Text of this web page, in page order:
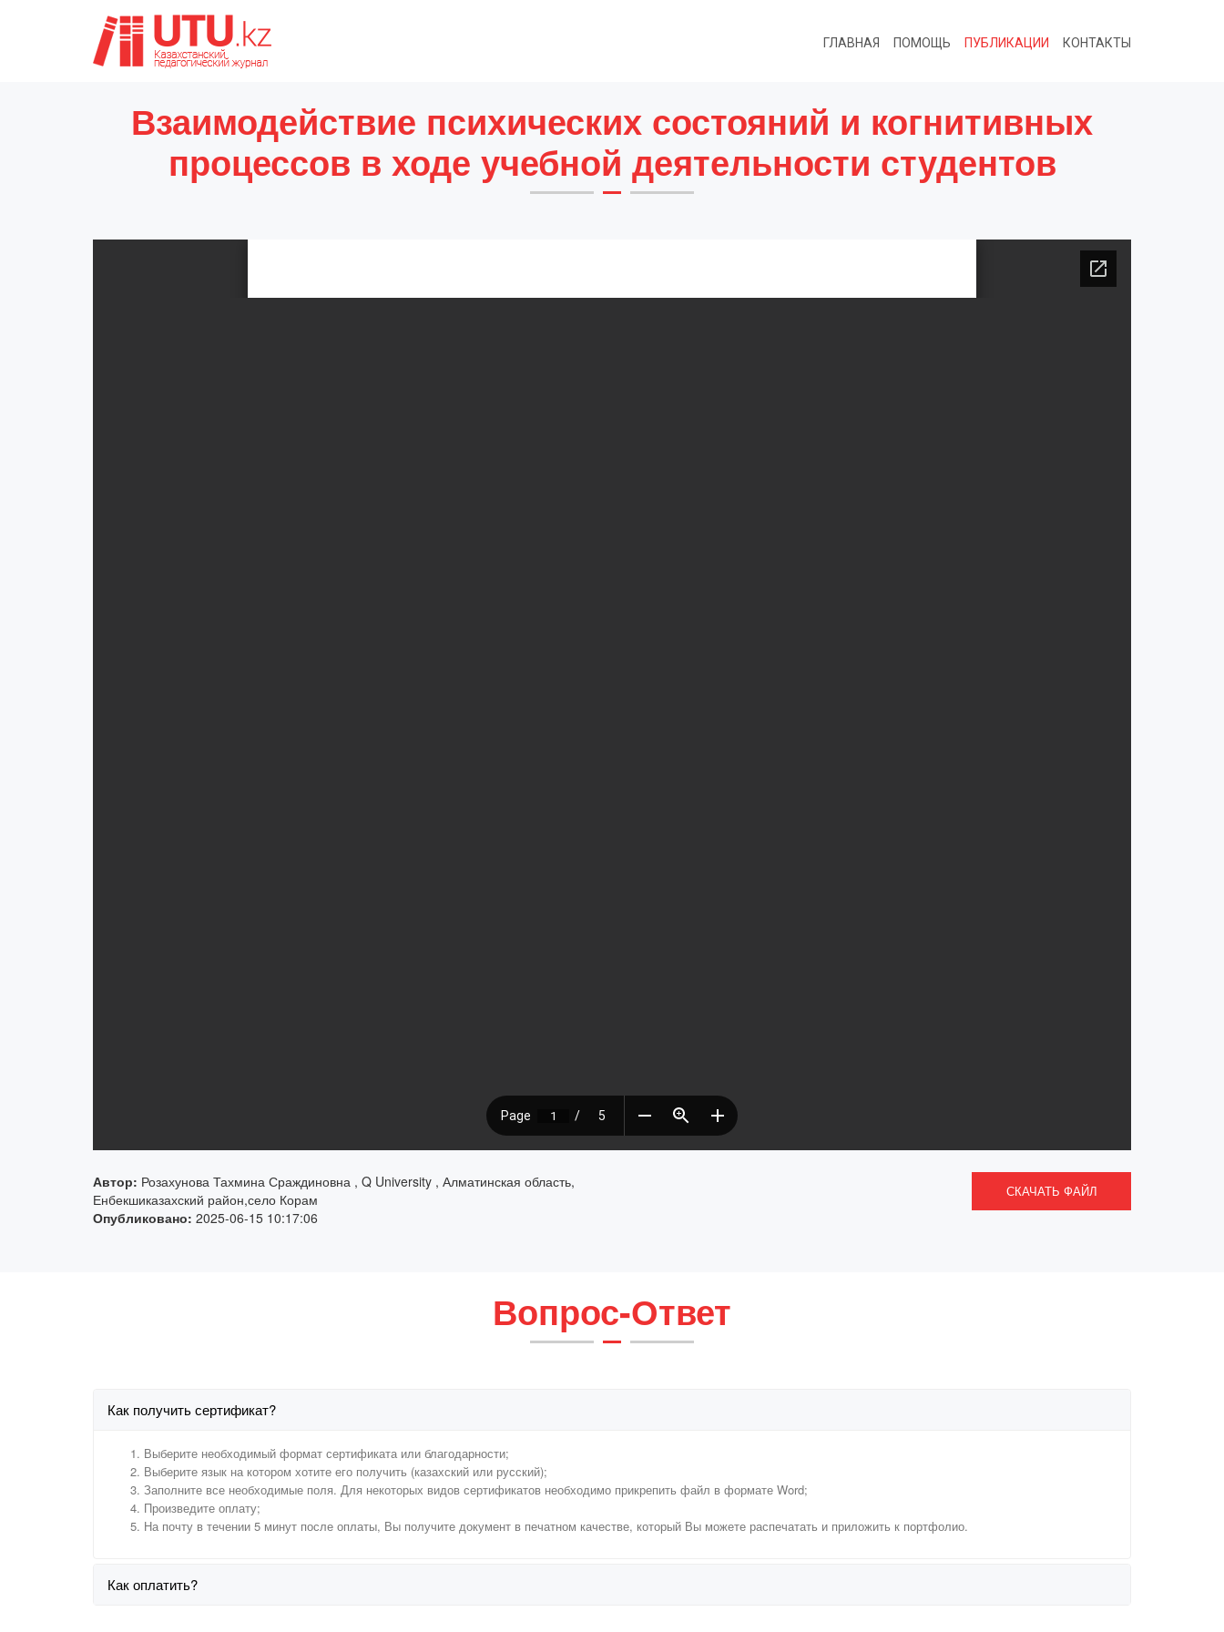
ГЛАВНАЯ ПОМОЩЬ ПУБЛИКАЦИИ КОНТАКТЫ
Взаимодействие психических состояний и когнитивных
процессов в ходе учебной деятельности студентов
Автор: Розахунова Тахмина Сраждиновна , Q University , Алматинская область,
Енбекшиказахский район,село Корам
Опубликовано: 2025-06-15 10:17:06
СКАЧАТЬ ФАЙЛ
Вопрос-Ответ
Как получить сертификат?
Выберите необходимый формат сертификата или благодарности;
Выберите язык на котором хотите его получить (казахский или русский);
Заполните все необходимые поля. Для некоторых видов сертификатов необходимо прикрепить файл в формате Word;
Произведите оплату;
На почту в течении 5 минут после оплаты, Вы получите документ в печатном качестве, который Вы можете распечатать и приложить к портфолио.
Как оплатить?